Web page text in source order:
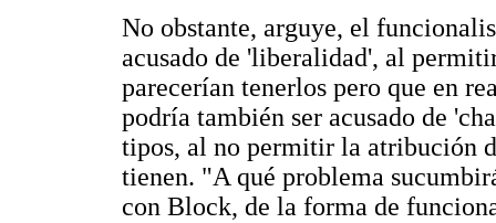
No obstante, arguye, el
acusado de 'liberalidad', al
parecerían tenerlos pero que en
podría también ser acusado de
tipos, al no permitir la atribución
tienen. "A qué problema
con Block, de la forma de